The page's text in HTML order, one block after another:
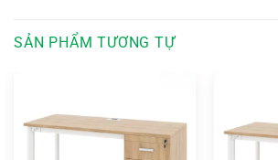
SẢN PHẨM TƯƠNG TỰ